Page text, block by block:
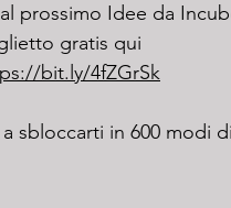
al prossimo Idee da
gratis qui
bit.ly/4fZGrSk
sbloccarti in 600 modi